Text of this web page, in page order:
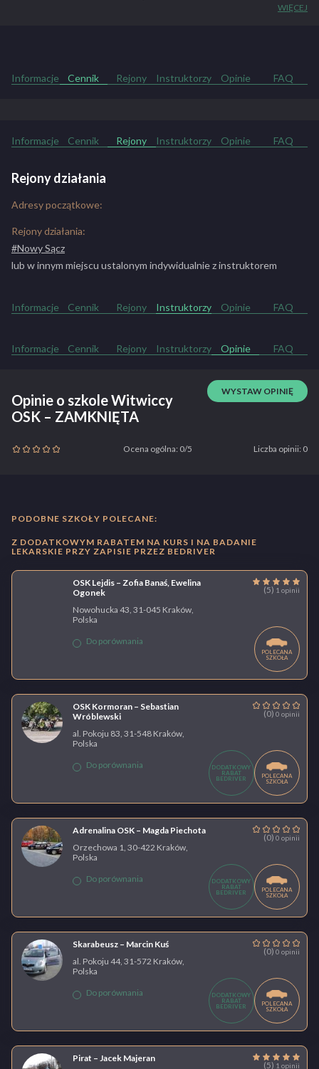
WIĘCEJ
Informacje Cennik Rejony Instruktorzy Opinie FAQ
Informacje Cennik Rejony Instruktorzy Opinie FAQ
Rejony działania
Adresy początkowe:
Rejony działania:
#Nowy Sącz
lub w innym miejscu ustalonym indywidualnie z instruktorem
Informacje Cennik Rejony Instruktorzy Opinie FAQ
Informacje Cennik Rejony Instruktorzy Opinie FAQ
Opinie o szkole Witwiccy
OSK – ZAMKNIĘTA
WYSTAW OPINIĘ
Ocena ogólna: 0/5 Liczba opinii: 0
PODOBNE SZKOŁY POLECANE:
Z DODATKOWYM RABATEM NA KURS I NA BADANIE
LEKARSKIE PRZY ZAPISIE PRZEZ BEDRIVER
OSK Lejdis – Zofia Banaś, Ewelina
Ogonek
(5) 1 opinii
Nowohucka 43, 31-045 Kraków,
Polska
Do porównania
POLECANA
SZKOŁA
OSK Kormoran – Sebastian
Wróblewski
(0) 0 opinii
al. Pokoju 83, 31-548 Kraków,
Polska
Do porównania
DODATKOWY
RABAT
BEDRIVER
POLECANA
SZKOŁA
Adrenalina OSK – Magda Piechota
(0) 0 opinii
Orzechowa 1, 30-422 Kraków,
Polska
Do porównania
DODATKOWY
RABAT
BEDRIVER
POLECANA
SZKOŁA
Skarabeusz – Marcin Kuś
(0) 0 opinii
al. Pokoju 44, 31-572 Kraków,
Polska
Do porównania
DODATKOWY
RABAT
BEDRIVER
POLECANA
SZKOŁA
Pirat – Jacek Majeran
(5) 1 opinii